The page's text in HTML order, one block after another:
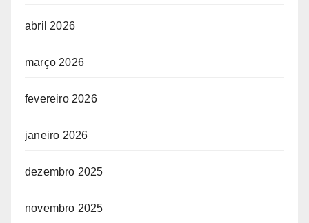
abril 2026
março 2026
fevereiro 2026
janeiro 2026
dezembro 2025
novembro 2025